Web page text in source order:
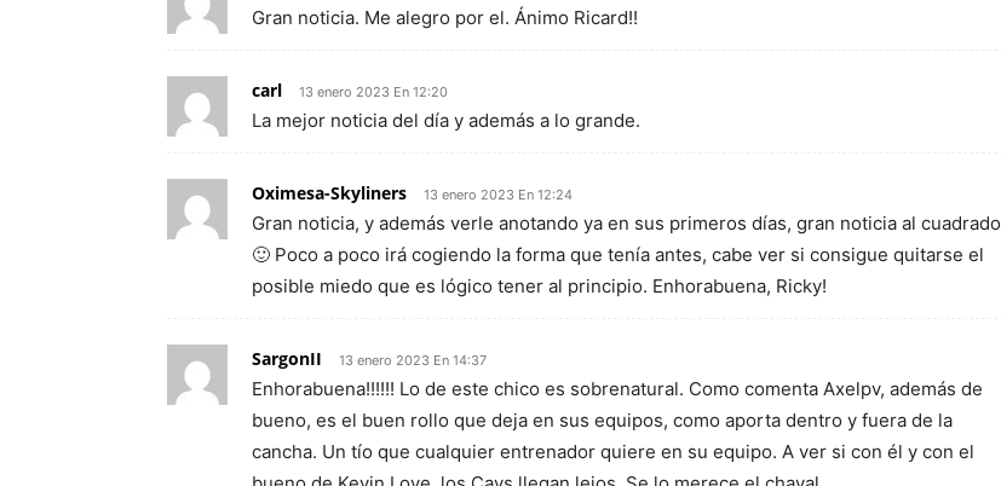
Gran noticia. Me alegro por el. Ánimo Ricard!!
carl 13 enero 2023 En 12:20
La mejor noticia del día y además a lo grande.
Oximesa-Skyliners 13 enero 2023 En 12:24
Gran noticia, y además verle anotando ya en sus primeros días, gran noticia al cuadrado
🙂 Poco a poco irá cogiendo la forma que tenía antes, cabe ver si consigue quitarse el
posible miedo que es lógico tener al principio. Enhorabuena, Ricky!
SargonII 13 enero 2023 En 14:37
Enhorabuena!!!!!! Lo de este chico es sobrenatural. Como comenta Axelpv, además de
bueno, es el buen rollo que deja en sus equipos, como aporta dentro y fuera de la
cancha. Un tío que cualquier entrenador quiere en su equipo. A ver si con él y con el